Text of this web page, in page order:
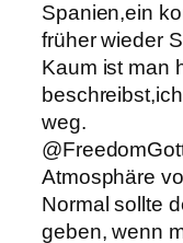
Spanien,ein
früher wieder
Kaum ist man
weg.
Atmosphäre
Normal sollte
geben, wenn